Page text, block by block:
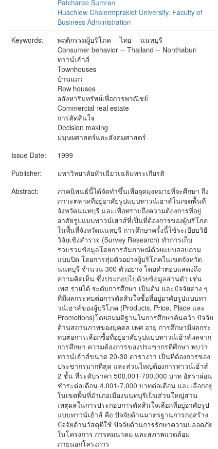
Patcharee Sumran
Huachiew Chalermprakiet University. Faculty of
Business Administration
Keywords:
พฤติกรรมผู้บริโภค -- ไทย -- นนทบุรี
Consumer behavior -- Thailand -- Nonthaburi
ทาวน์เฮ้าส์
Townhouses
บ้านแถว
Row houses
อสังหาริมทรัพย์เพื่อการพาณิชย์
Commercial real estate
การตัดสินใจ
Decision making
มนุษยศาสตร์และสังคมศาสตร์
Issue Date:
1999
Publisher:
มหาวิทยาลัยหัวเฉียวเฉลิมพระเกียรติ
Abstract:
ภาคนิพนธ์นี้ได้จัดทำขึ้นเพื่อจุดมุ่งหมายที่จะศึกษา ถึง
ภาวะตลาดที่อยู่อาศัยรูปแบบทาวน์เฮาส์ในเขตพื้นที่
จังหวัดนนทบุรี และเพื่อทราบถึงความต้องการที่อยู่
อาศัยรูปแบบทาวน์เฮาส์ที่เป็นที่ต้องการของผู้บริโภค
ในพื้นที่จังหวัดนนทบุรี การศึกษาครั้งนี้ใช้ระเบียบวิธี
วิจัยเชิงสำรวจ (Survey Research) ทำการเก็บ
รวบรวมข้อมูลโดยการสัมภาษณ์ด้วยแบบสอบถาม
แบบปิด โดยการสุ่มตัวอย่างผู้บริโภคในเขตจังหวัด
นนทบุรี จำนวน 300 ตัวอย่าง โดยคำตอบแสดงถึง
ความคิดเห็น ซึ่งประกอบไปด้วยข้อมูลส่วนตัว เช่น
เพศ รายได้ ระดับการศึกษา เป็นต้น และปัจจัยต่าง ๆ
ที่มีผลกระทบต่อการตัดสินใจซื้อที่อยู่อาศัยรูปแบบทา
วน์เฮาส์ของผู้บริโภค (Products, Price, Place และ
Promotions)โดยสมมติฐานในการศึกษาค้นคว้า ปัจจัย
ด้านสถานภาพของบุคคล เพศ อายุ การศึกษามีผลกระ
ทบต่อการเลือกซื้อที่อยู่อาศัยรูปแบบทาวน์เฮ้าส์ผลจาก
การศึกษา ความต้องการของประชากรที่ศึกษา พบว่า
ทาวน์เฮ้าส์ขนาด 20-30 ตารางวา เป็นที่ต้องการของ
ประชากรมากที่สุด และส่วนใหญ่ต้องการทาวน์เฮ้าส์
2 ชั้น ที่ระดับราคา 500,001-700,000 บาท อัตราผ่อน
ชำระต่อเดือน 4,001-7,000 บาทต่อเดือน และเลือกอยู่
ในเขตพื้นที่อำเภอเมืองนนทบุรีเป็นส่วนใหญ่ส่วน
เหตุผลในการประกอบการตัดสินใจเลือกที่อยู่อาศัยรูป
แบบทาวน์เฮ้าส์ คือ ปัจจัยด้านมาตรฐานการก่อสร้าง
ปัจจัยด้านวัสดุที่ใช้ ปัจจัยด้านการรักษาความปลอดภัย
ในโครงการ การคมนาคม และสภาพแวดล้อม
ภายนอกโครงการ